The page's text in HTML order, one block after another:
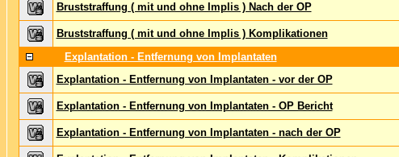
Bruststraffung ( mit und ohne Implis ) Nach der OP
Bruststraffung ( mit und ohne Implis ) Komplikationen
Explantation - Entfernung von Implantaten
Explantation - Entfernung von Implantaten - vor der OP
Explantation - Entfernung von Implantaten - OP Bericht
Explantation - Entfernung von Implantaten - nach der OP